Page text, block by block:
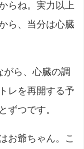
らね。実力以上
ら、当分は心臓
ら、心臓の調
レを再開する予
ずつです。
お爺ちゃん。こ